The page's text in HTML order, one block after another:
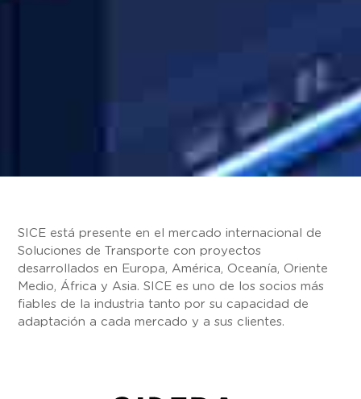
SICE está presente en el mercado internacional de
Soluciones de Transporte con proyectos
desarrollados en Europa, América, Oceanía, Oriente
Medio, África y Asia. SICE es uno de los socios más
fiables de la industria tanto por su capacidad de
adaptación a cada mercado y a sus clientes.